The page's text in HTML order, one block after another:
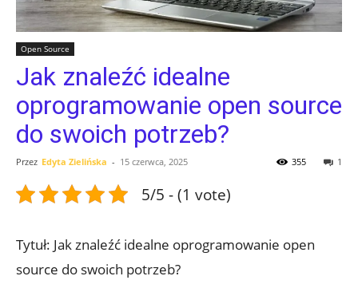
Open Source
Jak znaleźć idealne
oprogramowanie open source
do swoich potrzeb?
Przez Edyta Zielińska - 15 czerwca, 2025 1
355
5/5 - (1 vote)
Tytuł: Jak znaleźć idealne oprogramowanie open
source do swoich potrzeb?